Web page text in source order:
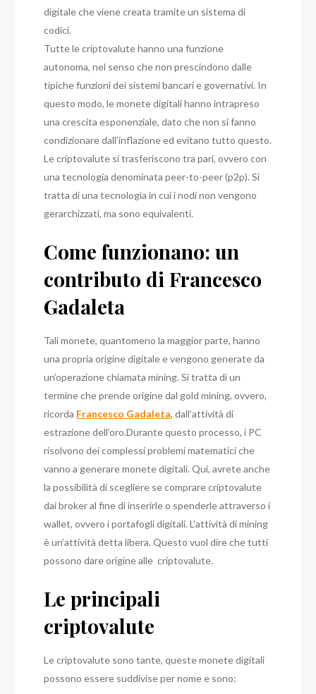
digitale che viene creata tramite un sistema di
codici.
Tutte le criptovalute hanno una funzione
autonoma, nel senso che non prescindono dalle
tipiche funzioni dei sistemi bancari e governativi. In
questo modo, le monete digitali hanno intrapreso
una crescita esponenziale, dato che non si fanno
condizionare dall’inflazione ed evitano tutto questo.
Le criptovalute si trasferiscono tra pari, ovvero con
una tecnologia denominata peer-to-peer (p2p).Si
tratta di una tecnologia in cui i nodi non vengono
gerarchizzati, ma sono equivalenti.
Come funzionano: un
contributo di Francesco
Gadaleta
Tali monete, quantomeno la maggior parte, hanno
una propria origine digitale e vengono generate da
un’operazione chiamata mining. Si tratta di un
termine che prende origine dal gold mining, ovvero,
ricorda Francesco Gadaleta, dall’attività di
estrazione dell’oro.Durante questo processo, i PC
risolvono dei complessi problemi matematici che
vanno a generare monete digitali. Qui, avrete anche
la possibilità di scegliere se comprare criptovalute
dai broker al fine di inserirle o spenderle attraverso i
wallet, ovvero i portafogli digitali.L’attività di mining
è un’attività detta libera. Questo vuol dire che tutti
possono dare origine alle criptovalute.
Le principali
criptovalute
Le criptovalute sono tante, queste monete digitali
possono essere suddivise per nome e sono: